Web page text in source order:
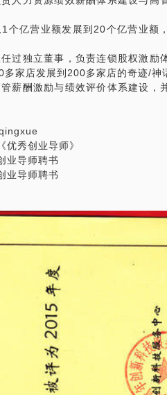
个亿营业额发展到20个亿营业额
过独立董事，负责连锁股权激励
家店发展到200多家店的奇迹/神
薪酬激励与绩效评价体系建设，
秀创业导师》
业导师聘书
业导师聘书